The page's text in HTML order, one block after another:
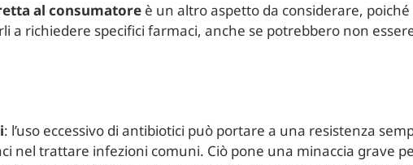
al consumatore è un altro aspetto da considerare,
a richiedere specifici farmaci, anche se potrebbero non
: l’uso eccessivo di antibiotici può portare a una resistenza
nel trattare infezioni comuni. Ciò pone una minaccia grave